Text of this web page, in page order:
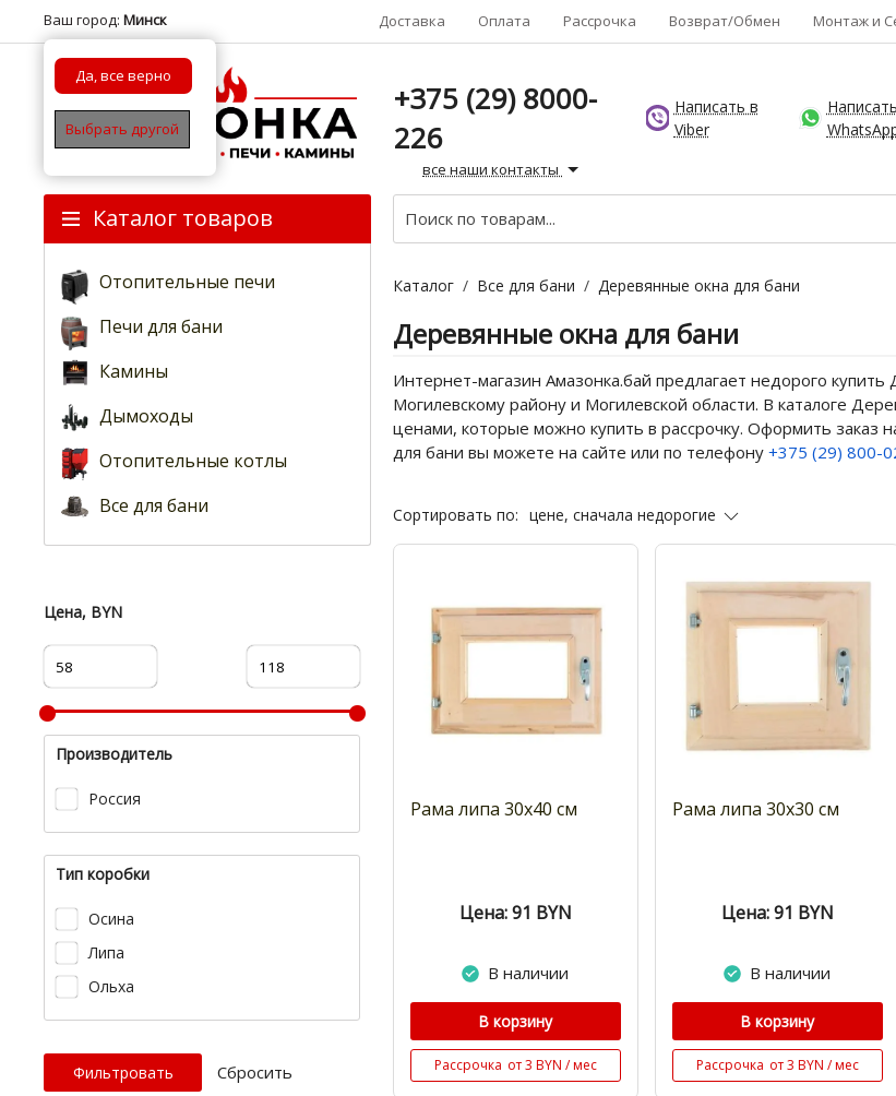
Ваш город: Минск
Да, все верно
Выбрать другой
Доставка Оплата Рассрочка Возврат/Обмен Монтаж и
+375 (29) 8000-
226
все наши контакты
Написать в
Viber
Каталог товаров
Отопительные печи
Печи для бани
Камины
Дымоходы
Отопительные котлы
Все для бани
Цена, BYN
Производитель
Россия
Тип коробки
Осина
Липа
Ольха
Cбросить
Каталог / Все для бани / Деревянные окна для бани
Деревянные окна для бани
Интернет-магазин Амазонка.бай предлагает недорого
Могилевскому району и Могилевской области. В каталоге
ценами, которые можно купить в рассрочку. Оформить
для бани вы можете на сайте или по телефону +375 (29) 800-
Сортировать по: цене, сначала недорогие
Рама липа 30x40 см
Цена: 91 BYN
В наличии
В корзину
Рассрочка от 3 BYN / мес
Рама липа 30x30 см
Цена: 91 BYN
В наличии
В корзину
Рассрочка от 3 BYN / мес